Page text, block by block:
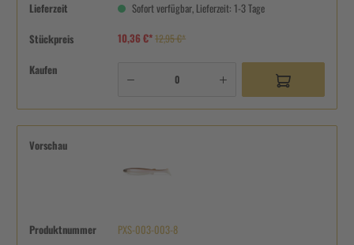
Lieferzeit Sofort verfügbar, Lieferzeit: 1-3 Tage
Stückpreis 10,36 €*12,95 €*
Kaufen
Vorschau
Produktnummer PXS-003-003-8